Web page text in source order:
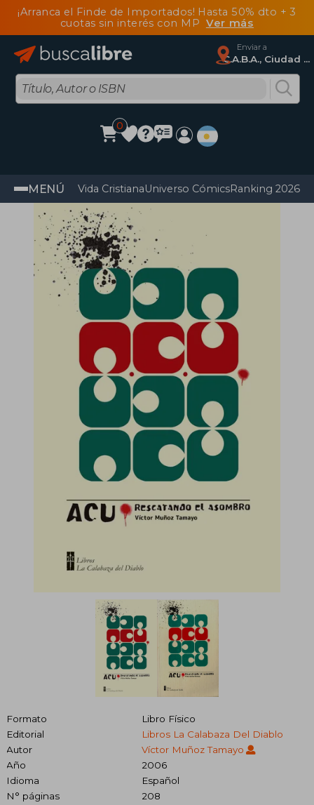
¡Arranca el Finde de Importados! Hasta 50% dto + 3
cuotas sin interés con MP Ver más
Enviar a
C.A.B.A., Ciudad Autónoma De Buenos Aires
0
MENÚ Vida CristianaUniverso CómicsRanking 2026
Formato
Libro Físico
Editorial
Libros La Calabaza Del Diablo
Autor
Víctor Muñoz Tamayo
Año
2006
Idioma
Español
N° páginas
208